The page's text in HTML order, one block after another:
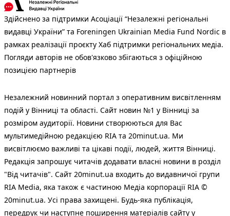
Здійснено за підтримки Асоціації “Незалежні регіональні
видавці України” та Foreningen Ukrainian Media Fund Nordic в
рамках реалізації проєкту Хаб підтримки регіональних медіа.
Погляди авторів не обов'язково збігаються з офіційною
позицією партнерів
Незалежний новинний портал з оперативним висвітленням
подій у Вінниці та області. Сайт новин №1 у Вінниці за
розміром аудиторії. Новини створюються для Вас
мультимедійною редакцією RIA та 20minut.ua. Ми
висвітлюємо важливі та цікаві події, людей, життя Вінниці.
Редакція запрошує читачів додавати власні новини в розділ
"Від читачів". Сайт 20minut.ua входить до видавничої групи
RIA Media, яка також є частиною Медіа корпорації RIA ©
20minut.ua. Усі права захищені. Будь-яка публiкацiя,
передрук чи наступне поширення матеріалів сайту у